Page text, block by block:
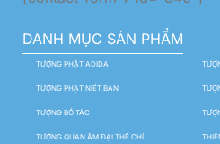
DANH MỤC SẢN PHẨM
TƯỢNG PHẬT ADIDA
TƯỢNG PHẬT NIẾT BÀN
TƯỢNG BỒ TÁC
TƯỢNG QUAN ÂM ĐẠI THẾ CHÍ